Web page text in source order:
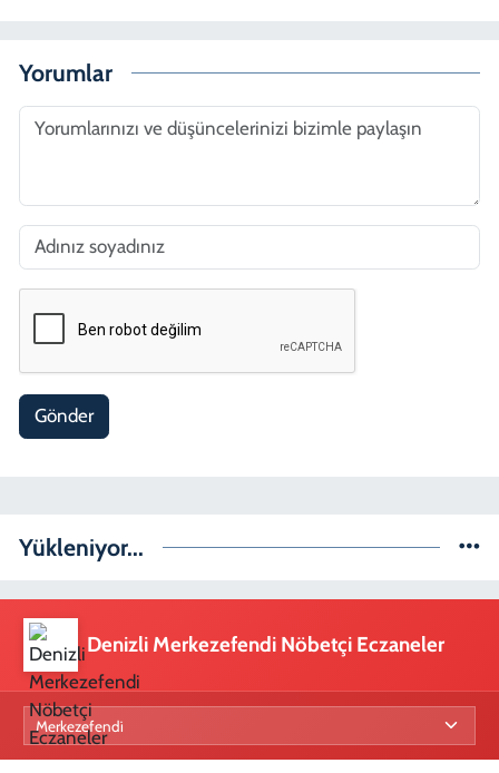
Yorumlar
Gönder
Yükleniyor...
Denizli Merkezefendi Nöbetçi Eczaneler